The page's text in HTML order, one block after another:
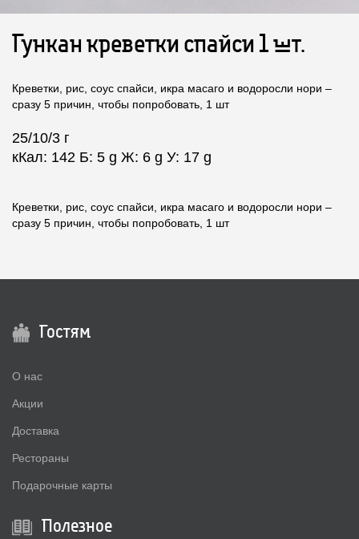
Гункан креветки спайси 1 шт.
Креветки, рис, соус спайси, икра масаго и водоросли нори –
сразу 5 причин, чтобы попробовать, 1 шт
25/10/3 г
кКал: 142 Б: 5 g Ж: 6 g У: 17 g
Креветки, рис, соус спайси, икра масаго и водоросли нори –
сразу 5 причин, чтобы попробовать, 1 шт
Гостям
О нас
Акции
Доставка
Рестораны
Подарочные карты
Полезное